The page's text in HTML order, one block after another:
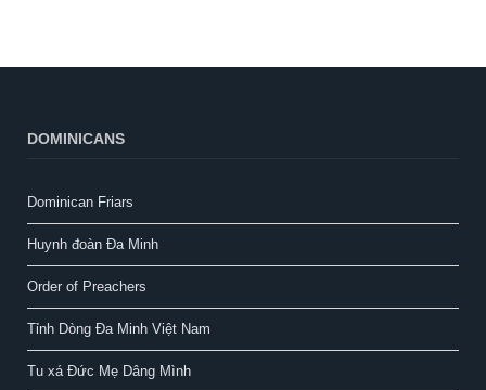
DOMINICANS
Dominican Friars
Huynh đoàn Đa Minh
Order of Preachers
Tỉnh Dòng Đa Minh Việt Nam
Tu xá Đức Mẹ Dâng Mình